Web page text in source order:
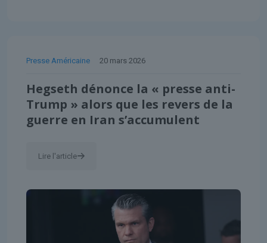
Presse Américaine 20 mars 2026
Hegseth dénonce la « presse anti-
Trump » alors que les revers de la
guerre en Iran s’accumulent
Lire l'article